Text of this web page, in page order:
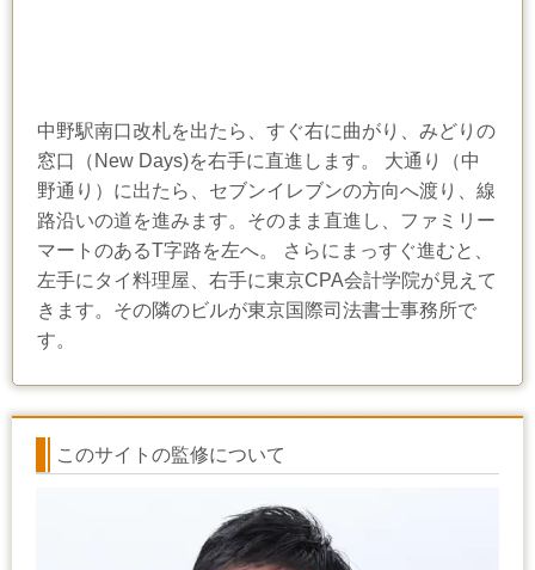
中野駅南口改札を出たら、すぐ右に曲がり、みどりの
窓口（New Days)を右手に直進します。 大通り（中
野通り）に出たら、セブンイレブンの方向へ渡り、線
路沿いの道を進みます。そのまま直進し、ファミリー
マートのあるT字路を左へ。 さらにまっすぐ進むと、
左手にタイ料理屋、右手に東京CPA会計学院が見えて
きます。その隣のビルが東京国際司法書士事務所で
す。
このサイトの監修について